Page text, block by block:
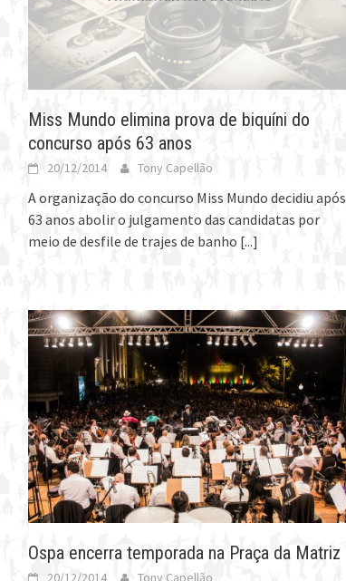
Miss Mundo elimina prova de biquíni do
concurso após 63 anos
20/12/2014 Tony Capellão
A organização do concurso Miss Mundo decidiu após
63 anos abolir o julgamento das candidatas por
meio de desfile de trajes de banho [...]
Ospa encerra temporada na Praça da Matriz
20/12/2014 Tony Capellão